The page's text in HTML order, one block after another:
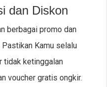
dan Diskon
berbagai promo dan
Kamu selalu
tidak ketinggalan
voucher gratis ongkir.